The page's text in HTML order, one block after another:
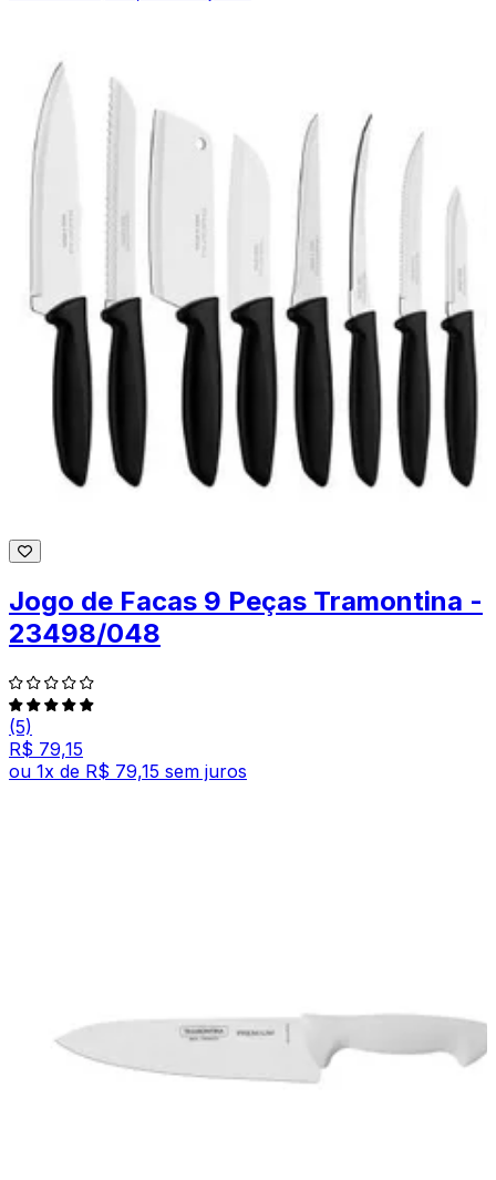
Jogo de Facas 9 Peças Tramontina -
23498/048
(5)
R$ 79,15
ou 1x de R$ 79,15 sem juros